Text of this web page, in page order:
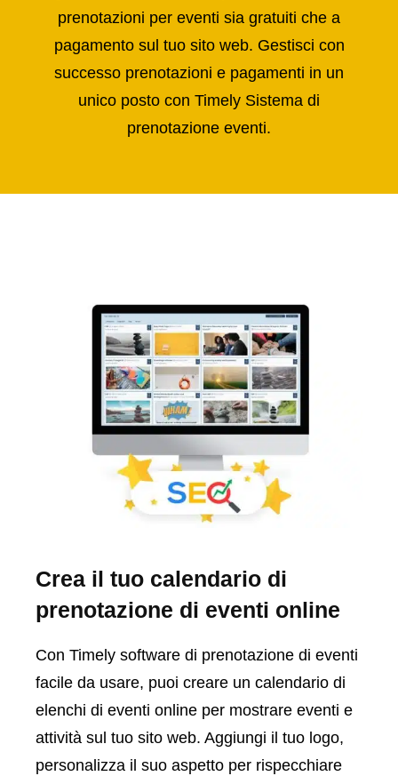
prenotazioni per eventi sia gratuiti che a
pagamento sul tuo sito web. Gestisci con
successo prenotazioni e pagamenti in un
unico posto con Timely Sistema di
prenotazione eventi.
Crea il tuo calendario di
prenotazione di eventi online
Con Timely software di prenotazione di eventi
facile da usare, puoi creare un calendario di
elenchi di eventi online per mostrare eventi e
attività sul tuo sito web. Aggiungi il tuo logo,
personalizza il suo aspetto per rispecchiare